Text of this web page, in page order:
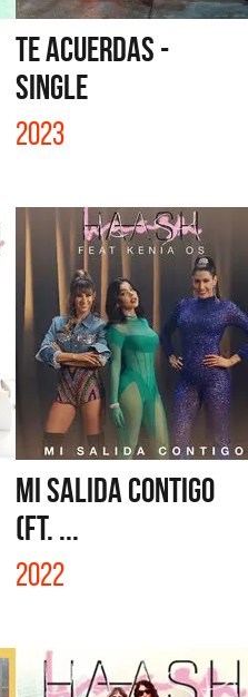
TE ACUERDAS -
SINGLE
2023
MI SALIDA CONTIGO
(FT. ...
2022